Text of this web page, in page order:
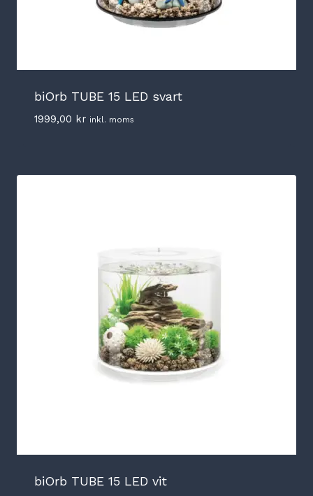
biOrb TUBE 15 LED svart
1999,00 kr inkl. moms
biOrb TUBE 15 LED vit